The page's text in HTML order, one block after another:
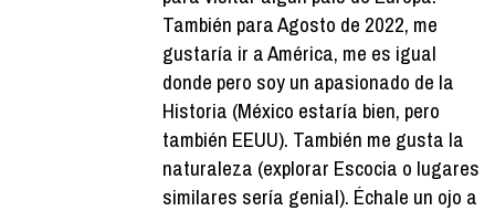
También para Agosto de 2022, me
gustaría ir a América, me es igual
donde pero soy un apasionado de la
Historia (México estaría bien, pero
también EEUU). También me gusta la
naturaleza (explorar Escocia o lugares
similares sería genial). Échale un ojo a